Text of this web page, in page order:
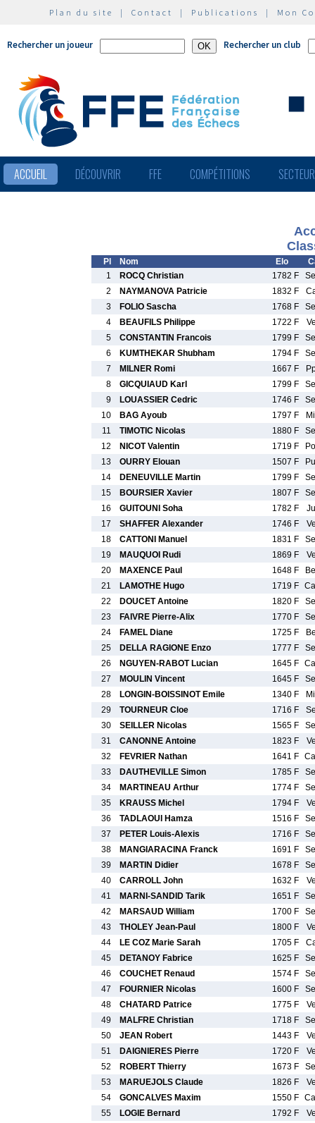
Plan du site | Contact | Publications | Mon
Rechercher un joueur Rechercher un club
ACCUEIL DÉCOUVRIR FFE COMPÉTITIONS
Pl Nom Elo
1
ROCQ Christian 1782 F
2
NAYMANOVA Patricie 1832 F
3
FOLIO Sascha 1768 F
4
BEAUFILS Philippe 1722 F
5
CONSTANTIN Francois 1799 F
6
KUMTHEKAR Shubham 1794 F
7
MILNER Romi 1667 F
8
GICQUIAUD Karl 1799 F
9
LOUASSIER Cedric 1746 F
10
BAG Ayoub 1797 F
11
TIMOTIC Nicolas 1880 F
12
NICOT Valentin 1719 F
13
OURRY Elouan 1507 F
14
DENEUVILLE Martin 1799 F
15
BOURSIER Xavier 1807 F
16
GUITOUNI Soha 1782 F
17
SHAFFER Alexander 1746 F
18
CATTONI Manuel 1831 F
19
MAUQUOI Rudi 1869 F
20
MAXENCE Paul 1648 F
21
LAMOTHE Hugo 1719 F
22
DOUCET Antoine 1820 F
23
FAIVRE Pierre-Alix 1770 F
24
FAMEL Diane 1725 F
25
DELLA RAGIONE Enzo 1777 F
26
NGUYEN-RABOT Lucian 1645 F
27
MOULIN Vincent 1645 F
28
LONGIN-BOISSINOT Emile 1340 F
29
TOURNEUR Cloe 1716 F
30
SEILLER Nicolas 1565 F
31
CANONNE Antoine 1823 F
32
FEVRIER Nathan 1641 F
33
DAUTHEVILLE Simon 1785 F
34
MARTINEAU Arthur 1774 F
35
KRAUSS Michel 1794 F
36
TADLAOUI Hamza 1516 F
37
PETER Louis-Alexis 1716 F
38
MANGIARACINA Franck 1691 F
39
MARTIN Didier 1678 F
40
CARROLL John 1632 F
41
MARNI-SANDID Tarik 1651 F
42
MARSAUD William 1700 F
43
THOLEY Jean-Paul 1800 F
44
LE COZ Marie Sarah 1705 F
45
DETANOY Fabrice 1625 F
46
COUCHET Renaud 1574 F
47
FOURNIER Nicolas 1600 F
48
CHATARD Patrice 1775 F
49
MALFRE Christian 1718 F
50
JEAN Robert 1443 F
51
DAIGNIERES Pierre 1720 F
52
ROBERT Thierry 1673 F
53
MARUEJOLS Claude 1826 F
54
GONCALVES Maxim 1550 F
55
LOGIE Bernard 1792 F